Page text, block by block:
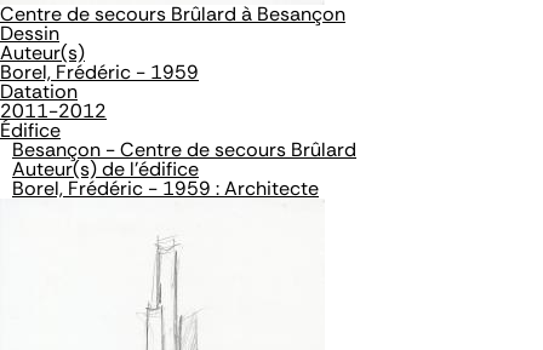
Centre de secours Brûlard à Besançon
Dessin
Auteur(s)
Borel, Frédéric - 1959
Datation
2011-2012
Édifice
Besançon - Centre de secours Brûlard
Auteur(s) de l'édifice
Borel, Frédéric - 1959 : Architecte